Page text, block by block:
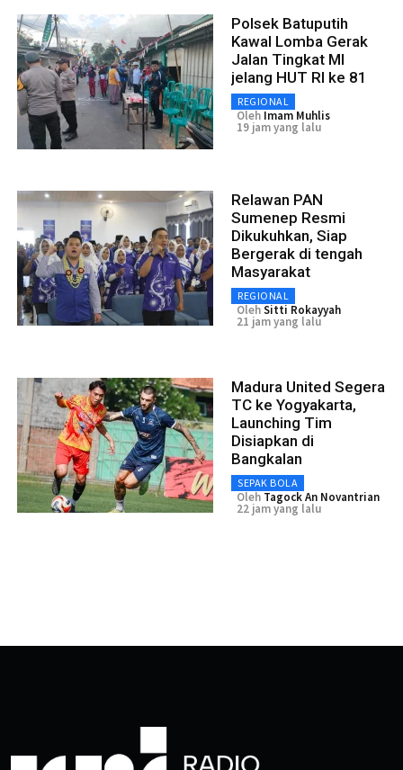
Polsek Batuputih
Kawal Lomba Gerak
Jalan Tingkat MI
jelang HUT RI ke 81
REGIONAL
Oleh Imam Muhlis
19 jam yang lalu
Relawan PAN
Sumenep Resmi
Dikukuhkan, Siap
Bergerak di tengah
Masyarakat
REGIONAL
OlehSitti Rokayyah
21 jam yang lalu
Madura United Segera
TC ke Yogyakarta,
Launching Tim
Disiapkan di
Bangkalan
SEPAK BOLA
Oleh Tagock An Novantrian
22 jam yang lalu